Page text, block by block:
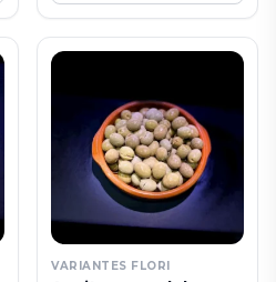
VARIANTES FLORI